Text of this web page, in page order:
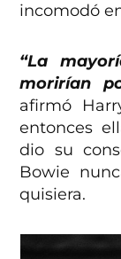
incomodó
“La
morirían
afirmó
entonces
dio su
Bowie
quisiera.